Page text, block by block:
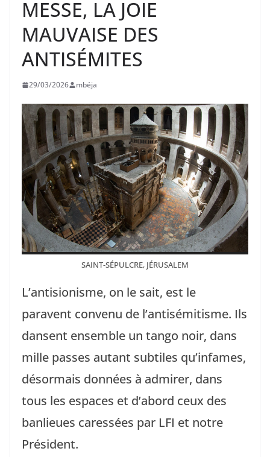
MESSE, LA JOIE
MAUVAISE DES
ANTISÉMITES
29/03/2026 mbéja
SAINT-SÉPULCRE, JÉRUSALEM
L’antisionisme, on le sait, est le
paravent convenu de l’antisémitisme. Ils
dansent ensemble un tango noir, dans
mille passes autant subtiles qu’infames,
désormais données à admirer, dans
tous les espaces et d’abord ceux des
banlieues caressées par LFI et notre
Président.